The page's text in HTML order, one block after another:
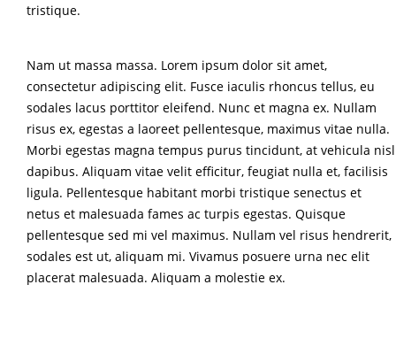
tristique.
Nam ut massa massa. Lorem ipsum dolor sit amet,
consectetur adipiscing elit. Fusce iaculis rhoncus tellus, eu
sodales lacus porttitor eleifend. Nunc et magna ex. Nullam
risus ex, egestas a laoreet pellentesque, maximus vitae nulla.
Morbi egestas magna tempus purus tincidunt, at vehicula nisl
dapibus. Aliquam vitae velit efficitur, feugiat nulla et, facilisis
ligula. Pellentesque habitant morbi tristique senectus et
netus et malesuada fames ac turpis egestas. Quisque
pellentesque sed mi vel maximus. Nullam vel risus hendrerit,
sodales est ut, aliquam mi. Vivamus posuere urna nec elit
placerat malesuada. Aliquam a molestie ex.